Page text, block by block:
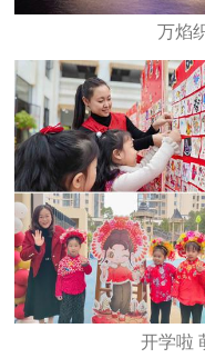
万焰
开学啦